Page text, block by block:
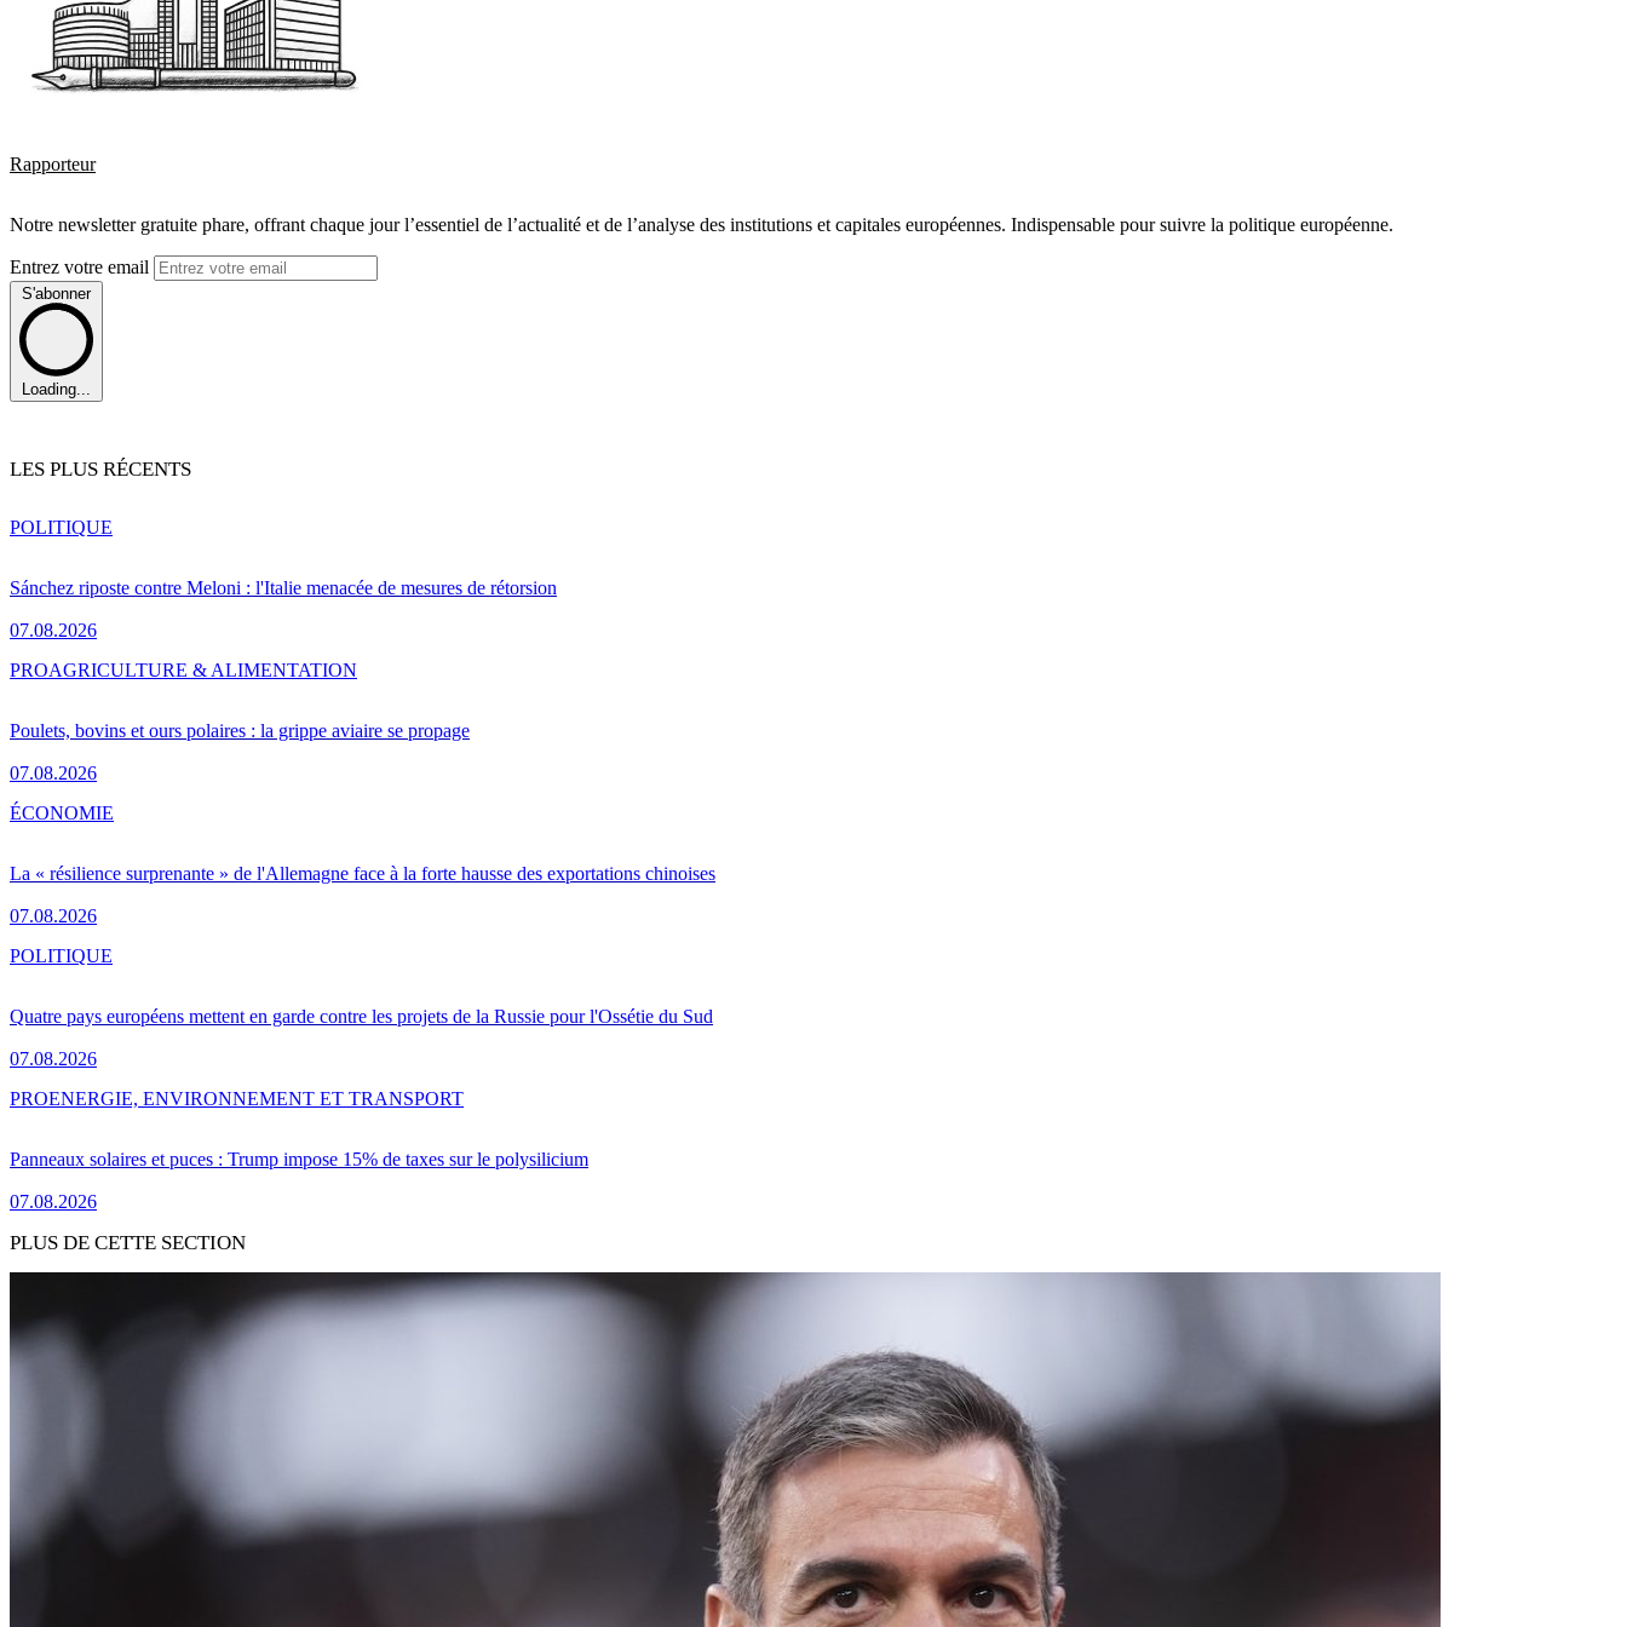
Rapporteur
Notre newsletter gratuite phare, offrant chaque jour l’essentiel de l’actualité et de l’analyse des institutions et capitales européennes. Indispensable pour suivre la politique européenne.
Entrez votre email
S'abonner
Loading...
LES PLUS RÉCENTS
Sánchez riposte contre Meloni : l'Italie menacée de mesures de rétorsion
07.08.2026
POLITIQUE
Poulets, bovins et ours polaires : la grippe aviaire se propage
07.08.2026
PROAGRICULTURE & ALIMENTATION
La « résilience surprenante » de l'Allemagne face à la forte hausse des exportations chinoises
07.08.2026
ÉCONOMIE
Quatre pays européens mettent en garde contre les projets de la Russie pour l'Ossétie du Sud
07.08.2026
POLITIQUE
Panneaux solaires et puces : Trump impose 15% de taxes sur le polysilicium
07.08.2026
PROENERGIE, ENVIRONNEMENT ET TRANSPORT
PLUS DE CETTE SECTION